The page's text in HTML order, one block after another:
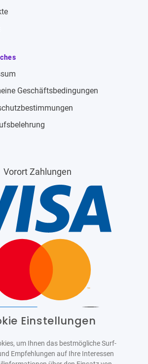
Geschäftsbedingungen
Vorort Zahlungen
WCAG-2.1-AA
Einstellungen
um Ihnen das bestmögliche Surf-
Empfehlungen auf Ihre Interessen